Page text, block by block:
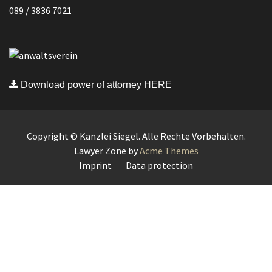
089 / 3836 7021
Download power of attorney HERE
Copyright © Kanzlei Siegel. Alle Rechte Vorbehalten.
Lawyer Zone byAcme Themes
Imprint
Data protection